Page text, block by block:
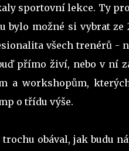
sportovní lekce. Ty
bylo možné si vybrat
všech trenérů -
přímo živí, nebo v ní
a workshopům,
o třídu výše.
trochu obával, jak budu